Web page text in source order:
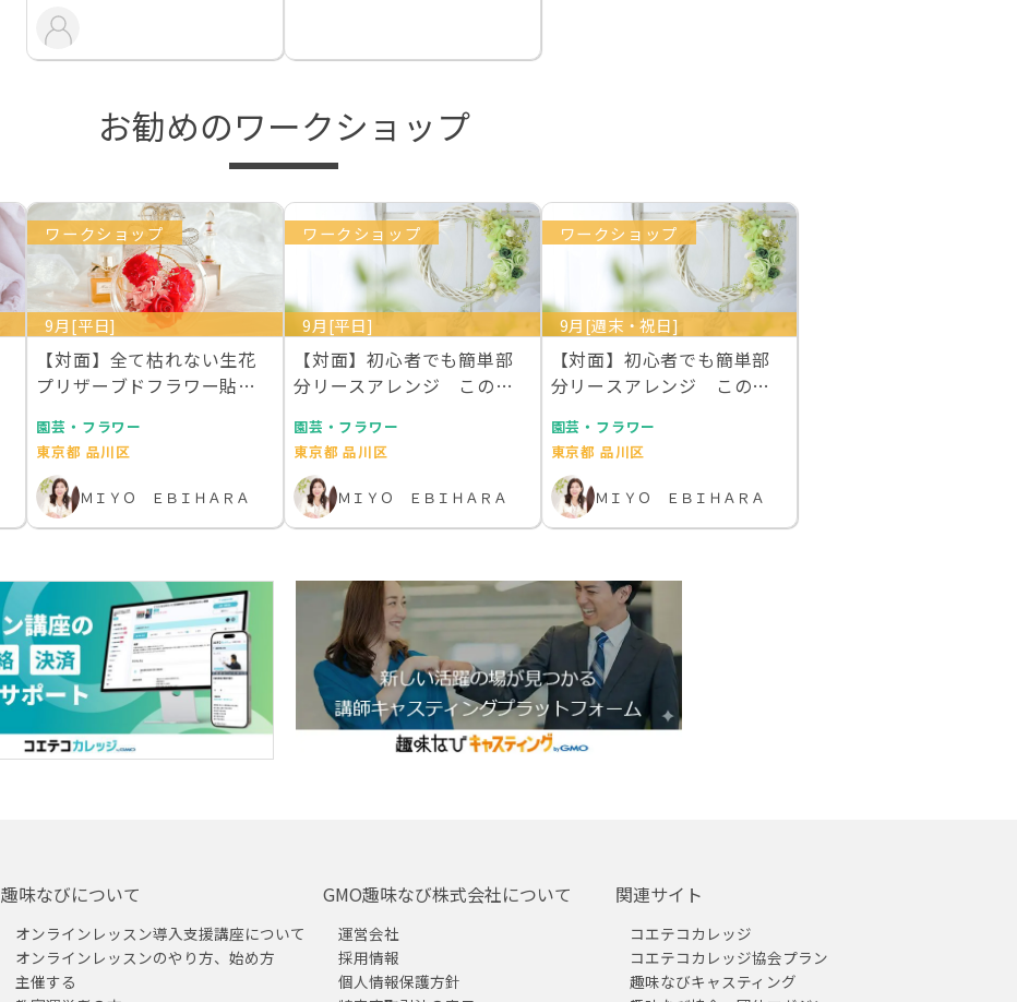
お勧めのワークショップ
ワークショップ
9月[平日]
【対面】全て枯れない生花
プリザーブドフラワー貼る
園芸・フラワー
東京都 品川区
ＭＩＹＯ ＥＢＩＨＡＲＡ
ワークショップ
9月[平日]
【対面】初心者でも簡単部
分リースアレンジ この世
園芸・フラワー
東京都 品川区
ＭＩＹＯ ＥＢＩＨＡＲＡ
ワークショップ
9月[週末・祝日]
【対面】初心者でも簡単部
分リースアレンジ この世
園芸・フラワー
東京都 品川区
ＭＩＹＯ ＥＢＩＨＡＲＡ
趣味なびについて
オンラインレッスン導入支援講座について
オンラインレッスンのやり方、始め方
主催する
GMO趣味なび株式会社について
運営会社
採用情報
個人情報保護方針
関連サイト
コエテコカレッジ
コエテコカレッジ協会プラン
趣味なびキャスティング